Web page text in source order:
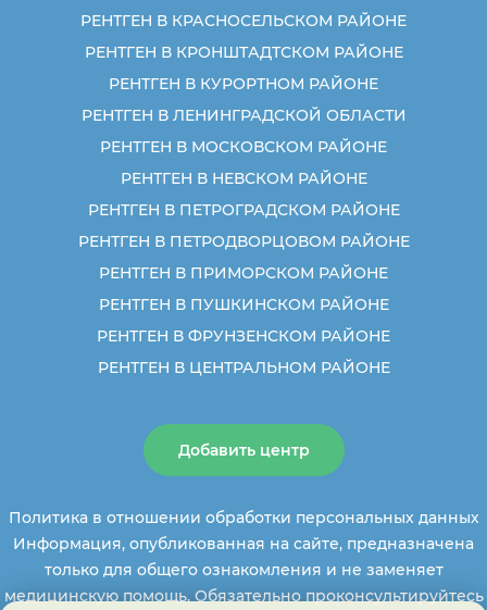
РЕНТГЕН В КРАСНОСЕЛЬСКОМ РАЙОНЕ
РЕНТГЕН В КРОНШТАДТСКОМ РАЙОНЕ
РЕНТГЕН В КУРОРТНОМ РАЙОНЕ
РЕНТГЕН В ЛЕНИНГРАДСКОЙ ОБЛАСТИ
РЕНТГЕН В МОСКОВСКОМ РАЙОНЕ
РЕНТГЕН В НЕВСКОМ РАЙОНЕ
РЕНТГЕН В ПЕТРОГРАДСКОМ РАЙОНЕ
РЕНТГЕН В ПЕТРОДВОРЦОВОМ РАЙОНЕ
РЕНТГЕН В ПРИМОРСКОМ РАЙОНЕ
РЕНТГЕН В ПУШКИНСКОМ РАЙОНЕ
РЕНТГЕН В ФРУНЗЕНСКОМ РАЙОНЕ
РЕНТГЕН В ЦЕНТРАЛЬНОМ РАЙОНЕ
Добавить центр
Политика в отношении обработки персональных данных
Информация, опубликованная на сайте, предназначена
только для общего ознакомления и не заменяет
медицинскую помощь. Обязательно проконсультируйтесь